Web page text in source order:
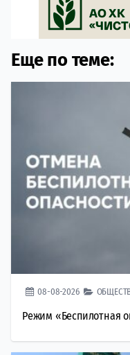
Еще по теме:
08-08-2026
Режим «Беспилотная